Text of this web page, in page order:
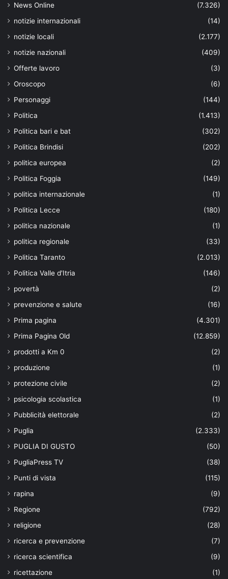
News Online
(7.326)
notizie internazionali
(14)
notizie locali
(2.177)
notizie nazionali
(409)
Offerte lavoro
(3)
Oroscopo
(6)
Personaggi
(144)
Politica
(1.413)
Politica bari e bat
(302)
Politica Brindisi
(202)
politica europea
(2)
Politica Foggia
(149)
politica internazionale
(1)
Politica Lecce
(180)
politica nazionale
(1)
politica regionale
(33)
Politica Taranto
(2.013)
Politica Valle d'Itria
(146)
povertà
(2)
prevenzione e salute
(16)
Prima pagina
(4.301)
Prima Pagina Old
(12.859)
prodotti a Km 0
(2)
produzione
(1)
protezione civile
(2)
psicologia scolastica
(1)
Pubblicità elettorale
(2)
Puglia
(2.333)
PUGLIA DI GUSTO
(50)
PugliaPress TV
(38)
Punti di vista
(115)
rapina
(9)
Regione
(792)
religione
(28)
ricerca e prevenzione
(7)
ricerca scientifica
(9)
ricettazione
(1)